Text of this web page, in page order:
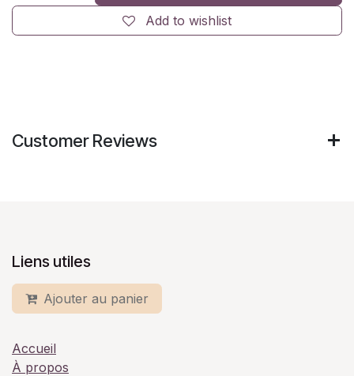
Add to wishlist
Customer Reviews
Liens utiles
Ajouter au panier
Accueil
À propos